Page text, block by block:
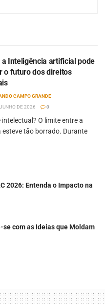
a Inteligência artificial pode
o futuro dos direitos
CAMPO GRANDE
DE 2026
0
O limite entre a
tão borrado. Durante
2026: Entenda o Impacto na
se com as Ideias que Moldam